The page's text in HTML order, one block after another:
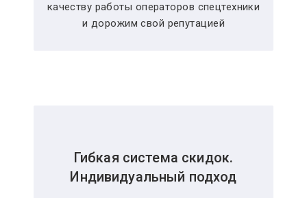
качеству работы операторов спецтехники
и дорожим свой репутацией
Гибкая система скидок.
Индивидуальный подход